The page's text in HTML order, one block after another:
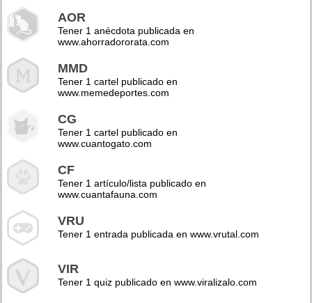
AOR
Tener 1 anécdota publicada en
www.ahorradororata.com
MMD
Tener 1 cartel publicado en
www.memedeportes.com
CG
Tener 1 cartel publicado en
www.cuantogato.com
CF
Tener 1 artículo/lista publicado en
www.cuantafauna.com
VRU
Tener 1 entrada publicada en www.vrutal.com
VIR
Tener 1 quiz publicado en www.viralizalo.com